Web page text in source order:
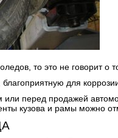
то это не говорит
для
перед продажей
кузова и рамы можно